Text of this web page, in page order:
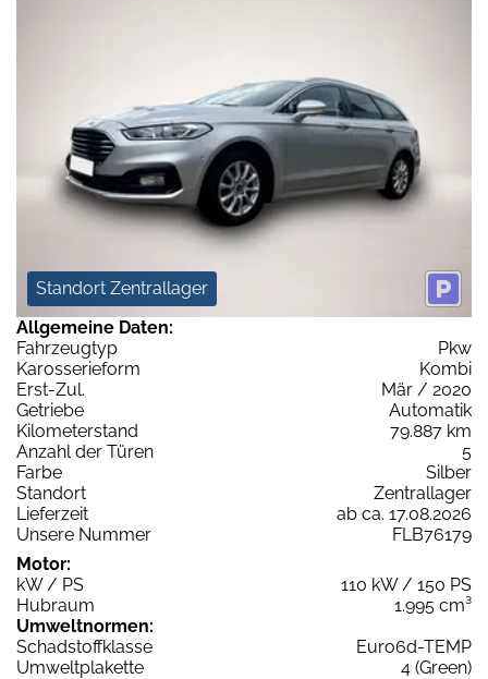
Standort Zentrallager
Allgemeine Daten:
Fahrzeugtyp
Pkw
Karosserieform
Kombi
Erst-Zul.
Mär / 2020
Getriebe
Automatik
Kilometerstand
79.887 km
Anzahl der Türen
5
Farbe
Silber
Standort
Zentrallager
Lieferzeit
ab ca. 17.08.2026
Unsere Nummer
FLB76179
Motor:
kW / PS
110 kW / 150 PS
Hubraum
1.995 cm³
Umweltnormen:
Schadstoffklasse
Euro6d-TEMP
Umweltplakette
4 (Green)